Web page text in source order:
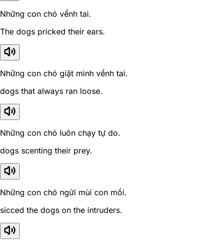
Những con chó vểnh tai.
The dogs pricked their ears.
Những con chó giật mình vểnh tai.
dogs that always ran loose.
Những con chó luôn chạy tự do.
dogs scenting their prey.
Những con chó ngửi mùi con mồi.
sicced the dogs on the intruders.